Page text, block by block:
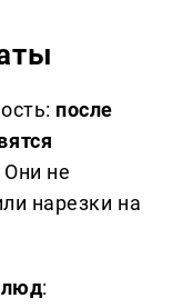
после
Они не
нарезки на
: